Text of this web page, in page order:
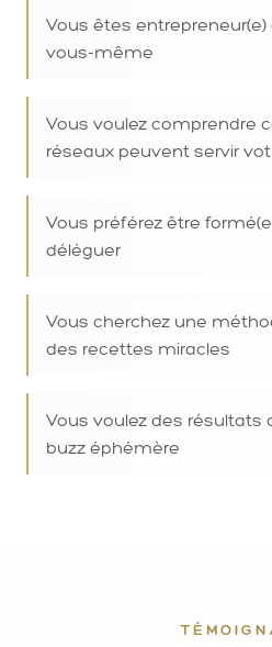
Vous êtes
vous-même
Vous voulez comprendre
réseaux peuvent servir
Vous préférez être
déléguer
Vous cherchez une
des recettes miracles
Vous voulez des résultats
buzz éphémère